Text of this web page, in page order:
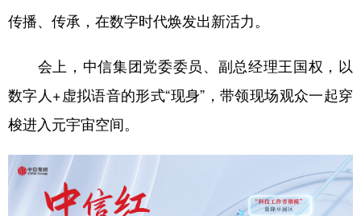
新疆 内蒙古 黑龙江
多语种频道
English Español
Русский язык 日本語 한국어
Deutsch Português
传播、传承，在数字时代焕发出新活力。
会上，中信集团党委委员、副总经理王国权，以
数字人+虚拟语音的形式“现身”，带领现场观众一起穿
梭进入元宇宙空间。